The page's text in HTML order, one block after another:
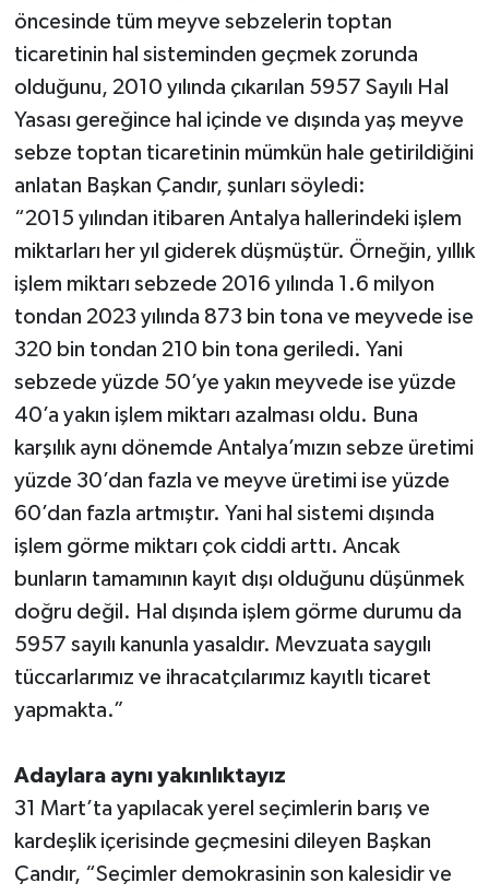
öncesinde tüm meyve sebzelerin toptan
ticaretinin hal sisteminden geçmek zorunda
olduğunu, 2010 yılında çıkarılan 5957 Sayılı Hal
Yasası gereğince hal içinde ve dışında yaş meyve
sebze toptan ticaretinin mümkün hale getirildiğini
anlatan Başkan Çandır, şunları söyledi:
“2015 yılından itibaren Antalya hallerindeki işlem
miktarları her yıl giderek düşmüştür. Örneğin, yıllık
işlem miktarı sebzede 2016 yılında 1.6 milyon
tondan 2023 yılında 873 bin tona ve meyvede ise
320 bin tondan 210 bin tona geriledi. Yani
sebzede yüzde 50’ye yakın meyvede ise yüzde
40’a yakın işlem miktarı azalması oldu. Buna
karşılık aynı dönemde Antalya’mızın sebze üretimi
yüzde 30’dan fazla ve meyve üretimi ise yüzde
60’dan fazla artmıştır. Yani hal sistemi dışında
işlem görme miktarı çok ciddi arttı. Ancak
bunların tamamının kayıt dışı olduğunu düşünmek
doğru değil. Hal dışında işlem görme durumu da
5957 sayılı kanunla yasaldır. Mevzuata saygılı
tüccarlarımız ve ihracatçılarımız kayıtlı ticaret
yapmakta.”
Adaylara aynı yakınlıktayız
31 Mart’ta yapılacak yerel seçimlerin barış ve
kardeşlik içerisinde geçmesini dileyen Başkan
Çandır, “Seçimler demokrasinin son kalesidir ve